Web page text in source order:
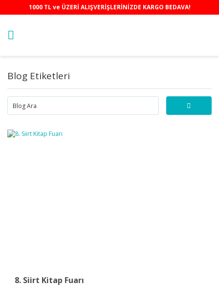
1000 TL ve ÜZERİ ALIŞVERİŞLERİNİZDE KARGO BEDAVA!
Blog Etiketleri
8. Siirt Kitap Fuarı